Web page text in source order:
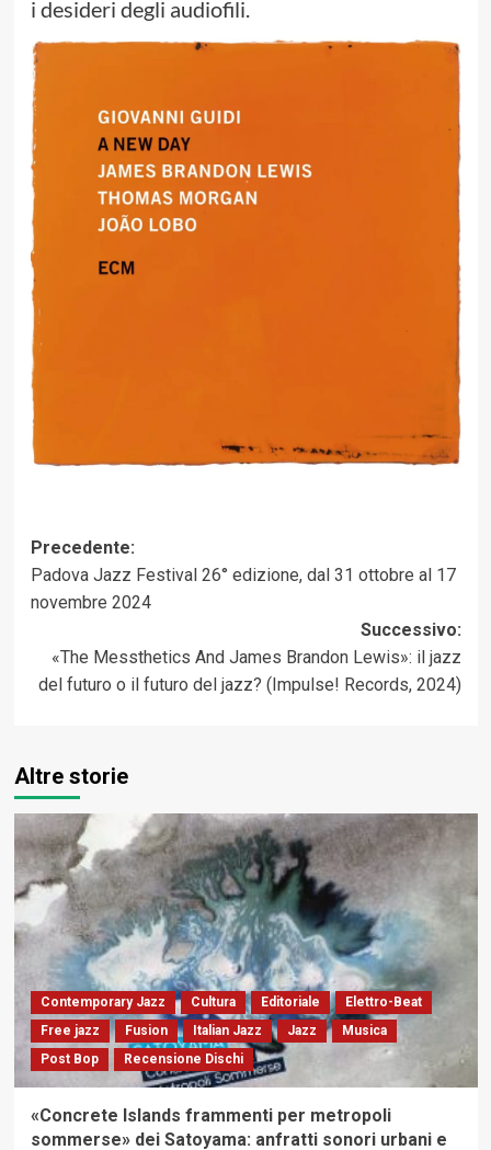
i desideri degli audiofili.
Navigazione
articolo
Precedente:
Padova Jazz Festival 26° edizione, dal 31 ottobre al 17
novembre 2024
Successivo:
«The Messthetics And James Brandon Lewis»: il jazz
del futuro o il futuro del jazz? (Impulse! Records, 2024)
Altre storie
Contemporary Jazz Cultura Editoriale
Elettro-Beat
Free jazz
Fusion Italian Jazz Jazz
Musica
Post Bop
Recensione Dischi
«Concrete Islands frammenti per metropoli
sommerse» dei Satoyama: anfratti sonori urbani e